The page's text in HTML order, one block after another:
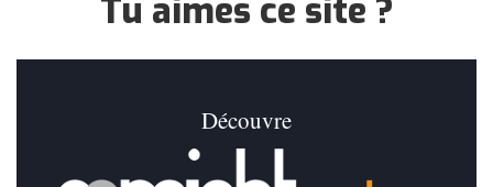
Tu aimes ce site ?
Découvre